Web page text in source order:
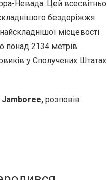
Невада. Цей всесвітньо
бездоріжжя
місцевості
понад 2134 метрів.
у Сполучених Штатах
Jamboree, розповів: